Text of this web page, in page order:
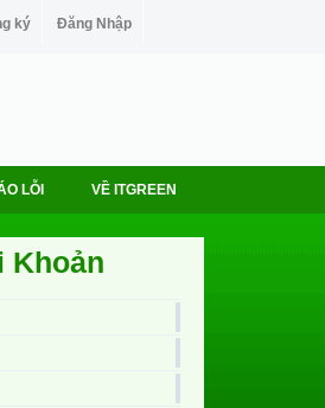
ký Đăng Nhập
LỖI VỀ ITGREEN
Khoản